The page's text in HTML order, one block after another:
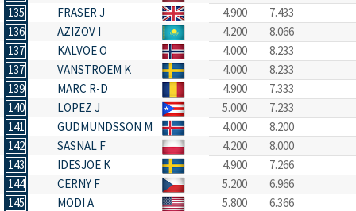
135
FRASER J 4.900
7.433
136
AZIZOV I 4.200
8.066
137
KALVOE O 4.000
8.233
137
VANSTROEM K 4.000
8.233
139
MARC R-D 4.900
7.333
140
LOPEZ J 5.000
7.233
141
GUDMUNDSSON M 4.000
8.200
142
SASNAL F 4.200
8.000
143
IDESJOE K 4.900
7.266
144
CERNY F 5.200
6.966
145
MODI A 5.800
6.366